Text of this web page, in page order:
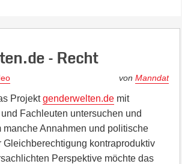
– Recht
vonManndat
Projektgenderwelten.demit
Fachleuten untersuchen und
manche Annahmen und politische
Gleichberechtigung kontraproduktiv
Perspektive möchte das